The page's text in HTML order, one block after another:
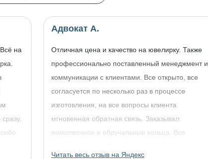
на
Адвокат А.
Отличная цена и качество на ювелирку. Также
профессионально поставленный менеджмент и
коммуникации с клиентами. Все открыто, все
согласуется по несколько раз в процессе
изготовления, на все вопросы клиента
мгновенная обратная связь. Заказывал
помолвочное и обручальные кольца. Все
Читать весь отзыв на Яндекс